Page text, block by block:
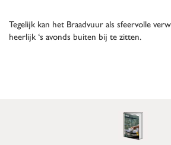
Tegelijk kan het Braadvuur als sfeervolle
heerlijk ‘s avonds buiten bij te zitten.